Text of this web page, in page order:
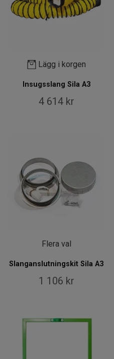
Lägg i korgen
Insugsslang Sila A3
4 614 kr
Flera val
Slanganslutningskit Sila A3
1 106 kr